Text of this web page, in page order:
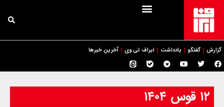
گزارش گفتگو یادداشت ایراف تی وی آخرین خبرها
۱۲ قوس ۱۴۰۴